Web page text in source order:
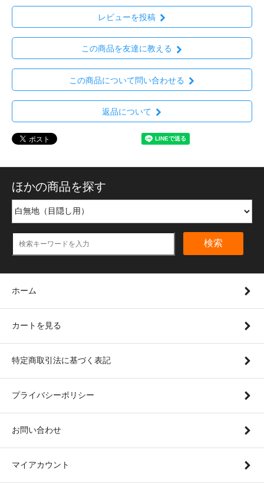
レビューを投稿
この商品を友達に教える
この商品について問い合わせる
返品について
ほかの商品を探す
検索
ホーム
カートを見る
特定商取引法に基づく表記
プライバシーポリシー
お問い合わせ
マイアカウント